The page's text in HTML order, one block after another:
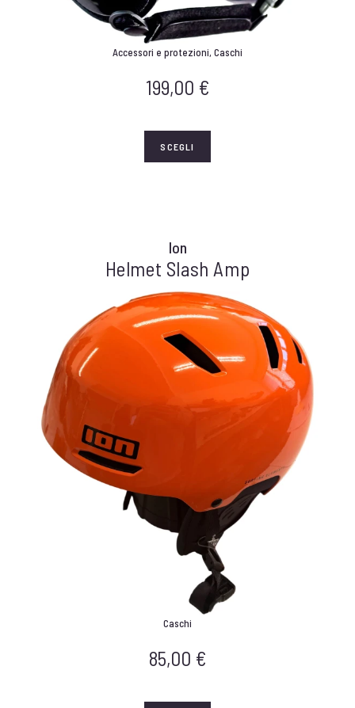
Accessori e protezioni, Caschi
199,00 €
SCEGLI
Ion
Helmet Slash Amp
Caschi
85,00 €